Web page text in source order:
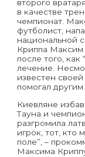
второго
в качестве
чемпионат.
футболист,
национальной
Криппа Максим
после того, как
лечение.
известен
помогал
Киевляне
Тауна и
разгромила
игрок, тот, кто
поле”, –
Максима